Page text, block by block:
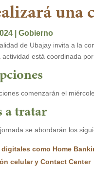
una
|Gobierno
de Ubajay invita a la
actividad está coordinada
comenzarán el
a tratar
se abordarán los
digitales como Home
celular y Contact Center